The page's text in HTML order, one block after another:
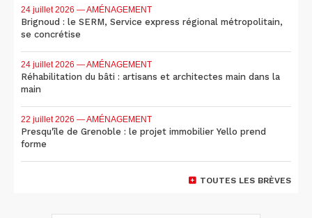
24 juillet 2026 — AMÉNAGEMENT
Brignoud : le SERM, Service express régional métropolitain,
se concrétise
24 juillet 2026 — AMÉNAGEMENT
Réhabilitation du bâti : artisans et architectes main dans la
main
22 juillet 2026 — AMÉNAGEMENT
Presqu'île de Grenoble : le projet immobilier Yello prend
forme
TOUTES LES BRÈVES